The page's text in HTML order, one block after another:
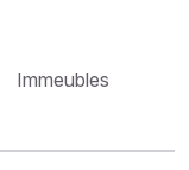
Immeubles